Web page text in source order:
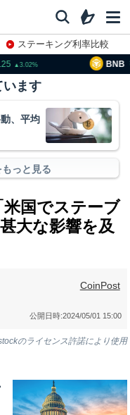
ステーキング利率比較
3.02 BNB
います
、平均
っと見る
国でステーブ
大な影響を及
CoinPost
公開日時:2024/05/01 15:00
のライセンス許諾により使用